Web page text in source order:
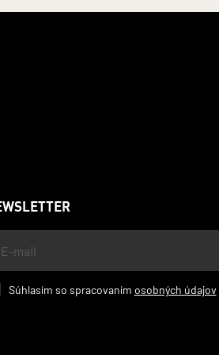
Súhlasím so spracovaním osobných údajov